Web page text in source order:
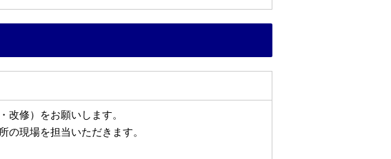
改修）をお願いします。
現場を担当いただきます。